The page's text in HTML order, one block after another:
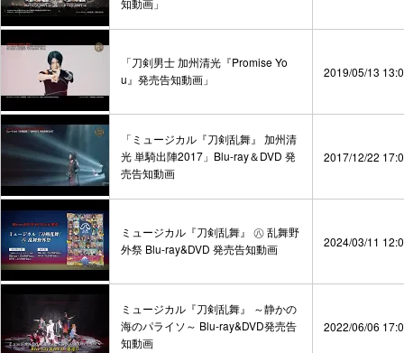
知動画」
「刀剣男士 加州清光『Promise Yo
u』発売告知動画」
2019/05/13
「ミュージカル『刀剣乱舞』 加州清
光 単騎出陣2017」Blu-ray＆DVD 発
売告知動画
2017/12/22
ミュージカル『刀剣乱舞』 ㊇ 乱舞野
外祭 Blu-ray&DVD 発売告知動画
2024/03/11
ミュージカル『刀剣乱舞』 ～静かの
海のパライソ～ Blu-ray&DVD発売告
知動画
2022/06/06